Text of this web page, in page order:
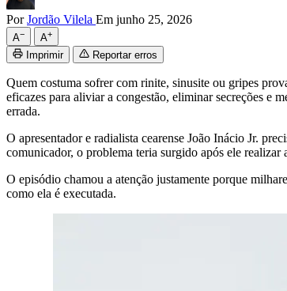
PorJordão Vilela Em junho 25, 2026
A− A+
Imprimir Reportar erros
Quem costuma sofrer com rinite, sinusite ou gripes
eficazes para aliviar a congestão, eliminar secreções e
errada.
O apresentador e radialista cearense João Inácio Jr.
comunicador, o problema teria surgido após ele realizar
O episódio chamou a atenção justamente porque
como ela é executada.